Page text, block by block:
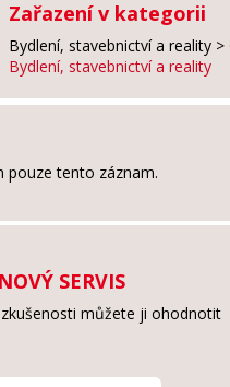
Zařazení v kategorii
Bydlení, stavebnictví a reality >
Bydlení, stavebnictví a reality
pouze tento záznam.
SERVIS
můžete ji ohodnotit